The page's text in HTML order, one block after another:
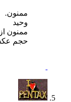
ممنون.
وحید
ممنون
حجم